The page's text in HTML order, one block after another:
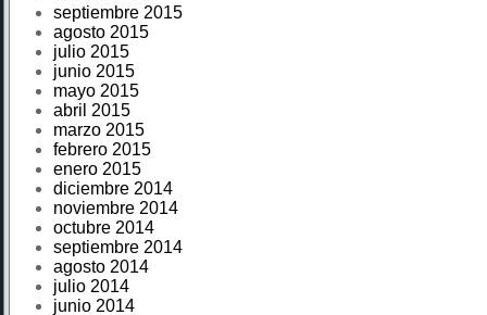
septiembre 2015
agosto 2015
julio 2015
junio 2015
mayo 2015
abril 2015
marzo 2015
febrero 2015
enero 2015
diciembre 2014
noviembre 2014
octubre 2014
septiembre 2014
agosto 2014
julio 2014
junio 2014